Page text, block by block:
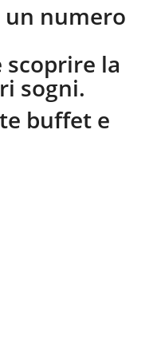
un numero
la
sogni.
buffet e